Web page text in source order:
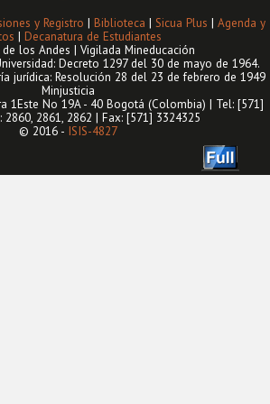
y Registro | Biblioteca | Sicua Plus | Agenda y
| Decanatura de Estudiantes
de los Andes | Vigilada Mineducación
Decreto 1297 del 30 de mayo de 1964.
jurídica: Resolución 28 del 23 de febrero de 1949
Minjusticia
1Este No 19A - 40 Bogotá (Colombia) | Tel: [571]
2860, 2861, 2862 | Fax: [571] 3324325
© 2016 - ISIS-4827